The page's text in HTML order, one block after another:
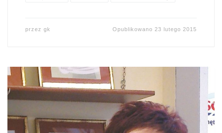
przez gk Opublikowano23 lutego 2015